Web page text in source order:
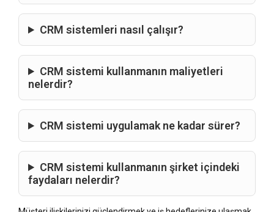
CRM sistemleri nasıl çalışır?
CRM sistemi kullanmanın maliyetleri
nelerdir?
CRM sistemi uygulamak ne kadar sürer?
CRM sistemi kullanmanın şirket içindeki
faydaları nelerdir?